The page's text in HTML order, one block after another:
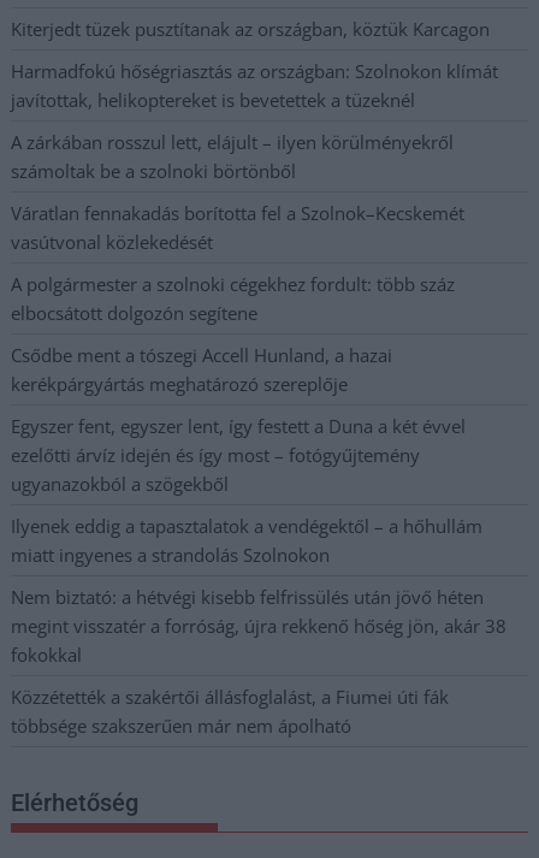
Kiterjedt tüzek pusztítanak az országban, köztük Karcagon
Harmadfokú hőségriasztás az országban: Szolnokon klímát
javítottak, helikoptereket is bevetettek a tüzeknél
A zárkában rosszul lett, elájult – ilyen körülményekről
számoltak be a szolnoki börtönből
Váratlan fennakadás borította fel a Szolnok–Kecskemét
vasútvonal közlekedését
A polgármester a szolnoki cégekhez fordult: több száz
elbocsátott dolgozón segítene
Csődbe ment a tószegi Accell Hunland, a hazai
kerékpárgyártás meghatározó szereplője
Egyszer fent, egyszer lent, így festett a Duna a két évvel
ezelőtti árvíz idején és így most – fotógyűjtemény
ugyanazokból a szögekből
Ilyenek eddig a tapasztalatok a vendégektől – a hőhullám
miatt ingyenes a strandolás Szolnokon
Nem biztató: a hétvégi kisebb felfrissülés után jövő héten
megint visszatér a forróság, újra rekkenő hőség jön, akár 38
fokokkal
Közzétették a szakértői állásfoglalást, a Fiumei úti fák
többsége szakszerűen már nem ápolható
Elérhetőség